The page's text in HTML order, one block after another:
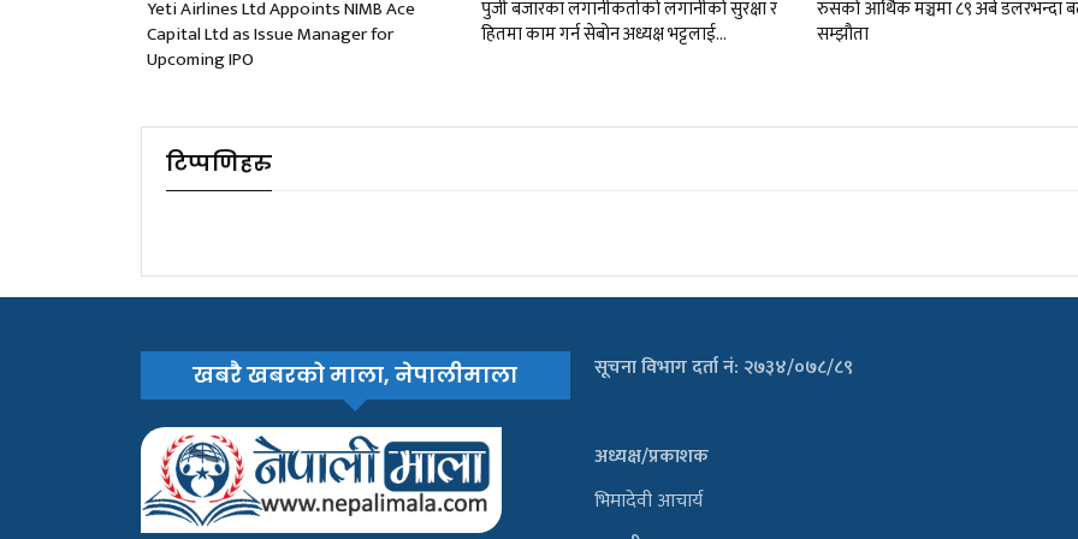
Yeti Airlines Ltd Appoints NIMB Ace
Capital Ltd as Issue Manager for
Upcoming IPO
पुँजी बजारका लगानीकर्ताको लगानीको सुरक्षा र
हितमा काम गर्न सेबोन अध्यक्ष भट्टलाई…
रुसको आर्थिक मञ्चमा ८९ अर्ब डलरभन्दा
सम्झौता
टिप्पणिहरु
खबरै खबरको माला, नेपालीमाला सूचना विभाग दर्ता नं: २७३४/०७८/८९
अध्यक्ष/प्रकाशक
भिमादेवी आचार्य